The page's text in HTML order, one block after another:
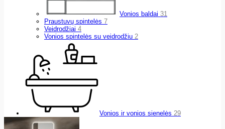
Vonios baldai 31
Praustuvų spintelės 7
Veidrodžiai 4
Vonios spintelės su veidrodžiu 2
Vonios ir vonios sienelės 29